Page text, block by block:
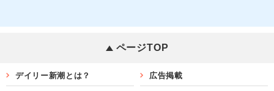
ページTOP
デイリー新潮とは？ 広告掲載